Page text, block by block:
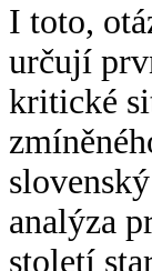
I toto,
určují
kritické
analýza
století